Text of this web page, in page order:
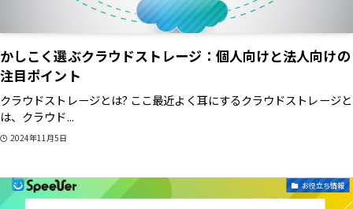
かしこく選ぶクラウドストレージ：個人向けと法人向けの
注目ポイント
クラウドストレージとは? ここ最近よく耳にするクラウドストレージと
は、クラウド...
2024年11月5日
お役立ち情報